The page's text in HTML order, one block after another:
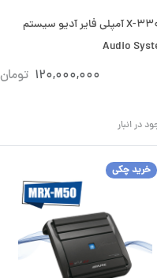
X-330.2 آمپلی فایر آدیو سیستم
Audio
120,000,000 تومان
در انبار
خرید چکی